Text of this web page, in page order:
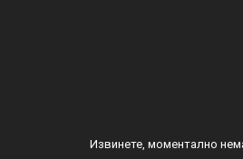
Извинете, моментално